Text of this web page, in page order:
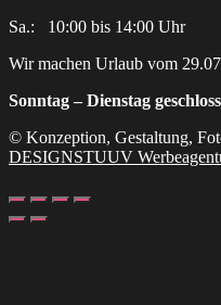
Sa.:‎ ‎ ‎ ‎10:00 bis 14:00 Uhr
Wir machen Urlaub vom
Sonntag – Dienstag
© Konzeption, Gestaltung,
DESIGNSTUUV